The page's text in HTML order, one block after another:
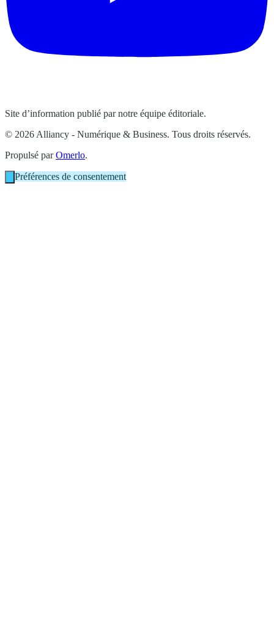
Site d’information publié par notre équipe éditoriale.
© 2026 Alliancy - Numérique & Business. Tous droits réservés.
Propulsé parOmerlo.
Préférences de consentement